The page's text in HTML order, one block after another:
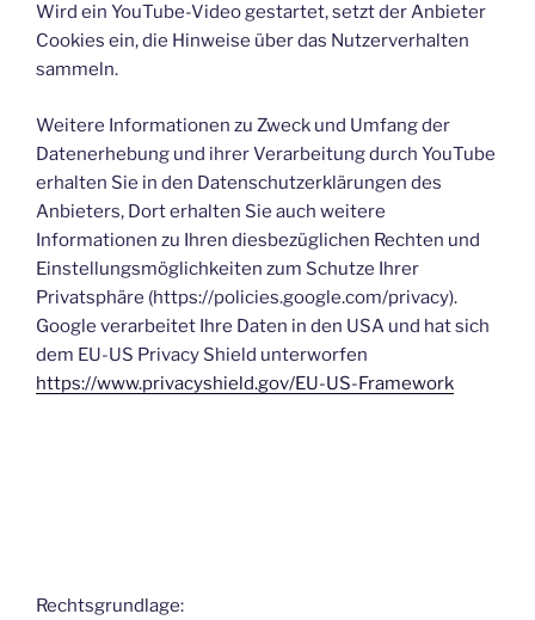
Wird ein YouTube-Video gestartet, setzt der Anbieter
Cookies ein, die Hinweise über das Nutzerverhalten
sammeln.
Weitere Informationen zu Zweck und Umfang der
Datenerhebung und ihrer Verarbeitung durch YouTube
erhalten Sie in den Datenschutzerklärungen des
Anbieters, Dort erhalten Sie auch weitere
Informationen zu Ihren diesbezüglichen Rechten und
Einstellungsmöglichkeiten zum Schutze Ihrer
Privatsphäre (https://policies.google.com/privacy).
Google verarbeitet Ihre Daten in den USA und hat sich
dem EU-US Privacy Shield unterworfen
https://www.privacyshield.gov/EU-US-Framework
Rechtsgrundlage: